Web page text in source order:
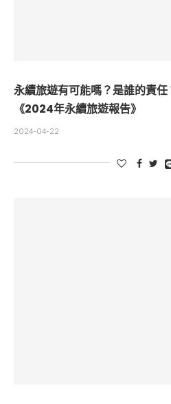
永續旅遊有可能嗎？是誰的責
《2024年永續旅遊報告》
2024-04-22